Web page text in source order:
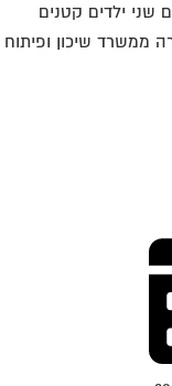
ילדים קטנים
ממשרד שיכון ופיתוח